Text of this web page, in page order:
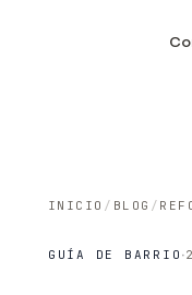
INICIO / BLOG /
GUÍA DE BARRIO ·